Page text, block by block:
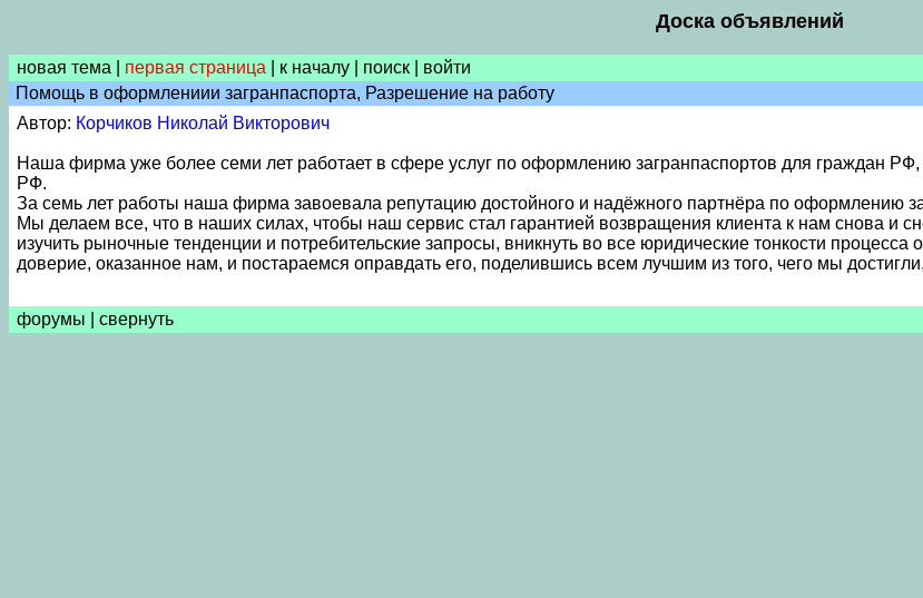
Доска объявлений
новая тема первая страница к началу поиск войти
Помощь в оформлениии загранпаспорта, Разрешение на работу
Автор: Корчиков Николай Викторович
Наша фирма уже более семи лет работает в сфере услуг по оформлению загранпаспортов для граждан
РФ.
За семь лет работы наша фирма завоевала репутацию достойного и надёжного партнёра по оформлению
Мы делаем все, что в наших силах, чтобы наш сервис стал гарантией возвращения клиента к нам снова и
изучить рыночные тенденции и потребительские запросы, вникнуть во все юридические тонкости
доверие, оказанное нам, и постараемся оправдать его, поделившись всем лучшим из того, чего мы
форумы свернуть